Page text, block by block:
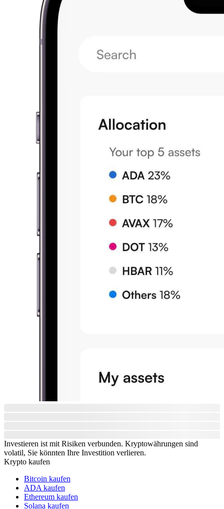
Investieren ist mit Risiken verbunden. Kryptowährungen sind
volatil, Sie könnten Ihre Investition verlieren.
Krypto kaufen
Bitcoin kaufen
ADA kaufen
Ethereum kaufen
Solana kaufen